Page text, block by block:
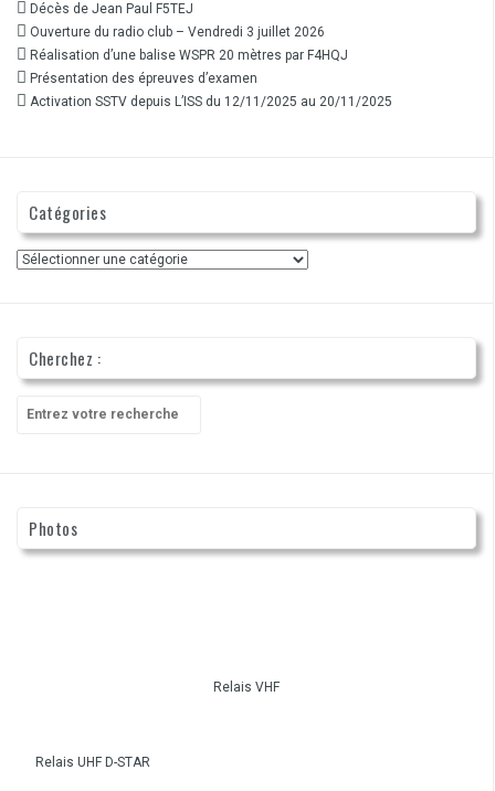
Décès de Jean Paul F5TEJ
Ouverture du radio club – Vendredi 3 juillet 2026
Réalisation d’une balise WSPR 20 mètres par F4HQJ
Présentation des épreuves d’examen
Activation SSTV depuis L’ISS du 12/11/2025 au 20/11/2025
Catégories
Catégories
Cherchez :
pour
Photos
Relais VHF
Relais UHF D-STAR